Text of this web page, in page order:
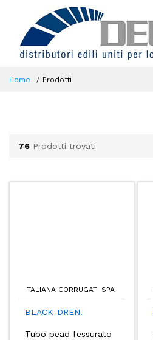
Home Prodotti
76 Prodotti trovati
ITALIANA CORRUGATI SPA
BLACK-DREN.
Tubo pead fessurato